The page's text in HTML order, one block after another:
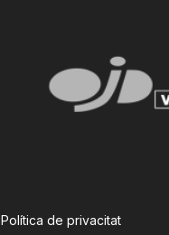
Política de privacitat